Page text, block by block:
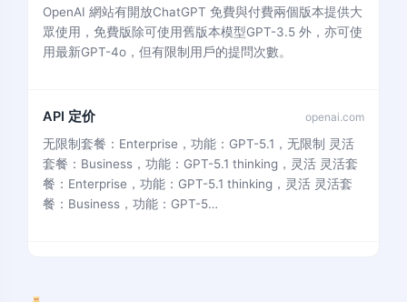
OpenAI 網站有開放ChatGPT 免費與付費兩個版本提供大
眾使用，免費版除可使用舊版本模型GPT-3.5 外，亦可使
用最新GPT-4o，但有限制用戶的提問次數。
API 定价 openai.com
无限制套餐：Enterprise，功能：GPT-5.1，无限制 灵活
套餐：Business，功能：GPT-5.1 thinking，灵活 灵活套
餐：Enterprise，功能：GPT-5.1 thinking，灵活 灵活套
餐：Business，功能：GPT-5…